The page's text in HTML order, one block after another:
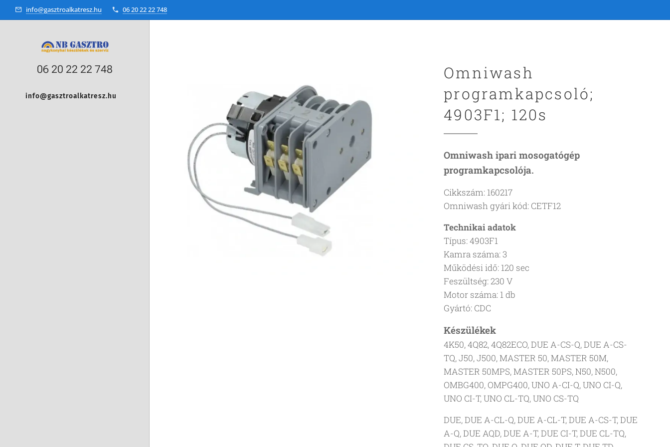
info@gasztroalkatresz.hu 06 20 22 22 748
06 20 22 22 748
info@gasztroalkatresz.hu
Omniwash
programkapcsoló;
4903F1; 120s
Omniwash ipari mosogatógép
programkapcsolója.
Cikkszám: 160217
Omniwash gyári kód: CETF12
Technikai adatok
Típus: 4903F1
Kamra száma: 3
Működési idő: 120 sec
Feszültség: 230 V
Motor száma: 1 db
Gyártó: CDC
Készülékek
4K50, 4Q82, 4Q82ECO, DUE A-CS-Q, DUE A-CS-
TQ, J50, J500, MASTER 50, MASTER 50M,
MASTER 50MPS, MASTER 50PS, N50, N500,
OMBG400, OMPG400, UNO A-CI-Q, UNO CI-Q,
UNO CI-T, UNO CL-TQ, UNO CS-TQ
DUE, DUE A-CL-Q, DUE A-CL-T, DUE A-CS-T, DUE
A-Q, DUE AQD, DUE A-T, DUE CI-T, DUE CL-TQ,